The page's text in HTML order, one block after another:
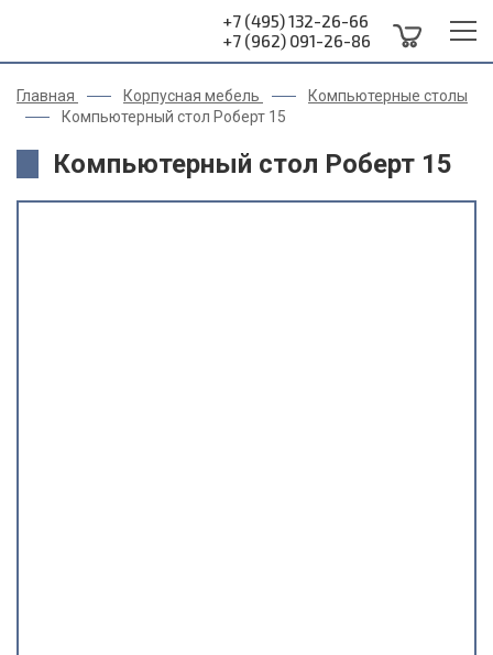
+7 (495) 132-26-66
+7 (962) 091-26-86
Главная Корпусная мебель
Компьютерные столы
Компьютерный стол Роберт 15
Компьютерный стол Роберт 15